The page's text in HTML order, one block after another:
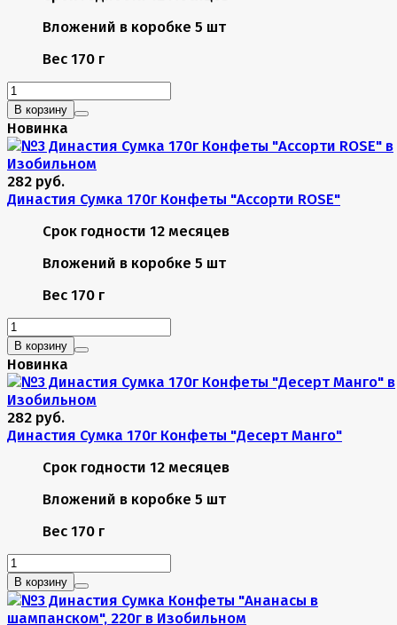
Вложений в коробке 5 шт
Вес 170 г
В корзину
Новинка
282 руб.
Династия Сумка 170г Конфеты "Ассорти ROSE"
Срок годности 12 месяцев
Вложений в коробке 5 шт
Вес 170 г
В корзину
Новинка
282 руб.
Династия Сумка 170г Конфеты "Десерт Манго"
Срок годности 12 месяцев
Вложений в коробке 5 шт
Вес 170 г
В корзину